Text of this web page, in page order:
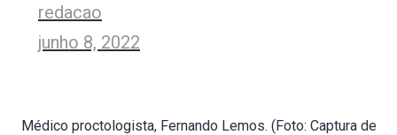
redacao
junho 8, 2022
Médico proctologista, Fernando Lemos. (Foto: Captura de